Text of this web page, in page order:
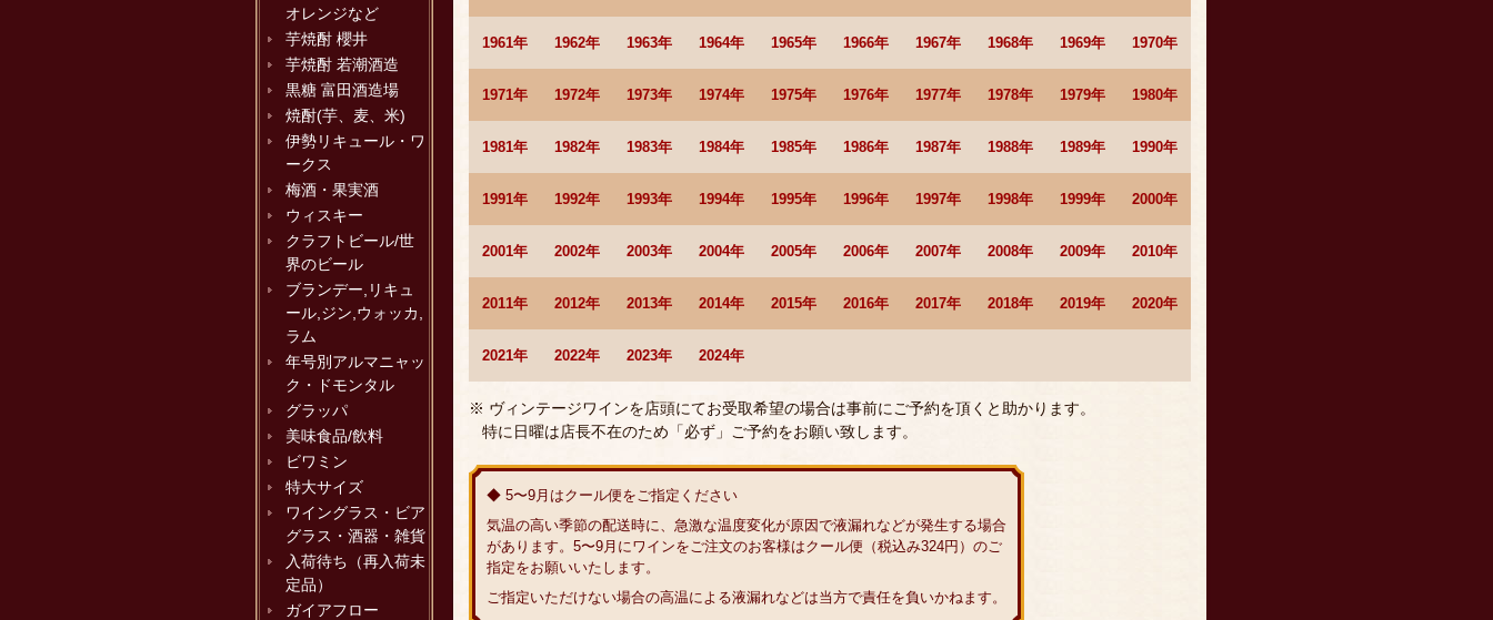
オレンジなど
芋焼酎 櫻井
芋焼酎 若潮酒造
黒糖 富田酒造場
焼酎(芋、麦、米)
伊勢リキュール・ワ
ークス
梅酒・果実酒
ウィスキー
クラフトビール/世
界のビール
ブランデー,リキュ
ール,ジン,ウォッカ,
ラム
年号別アルマニャッ
ク・ドモンタル
グラッパ
美味食品/飲料
ビワミン
特大サイズ
ワイングラス・ビア
グラス・酒器・雑貨
入荷待ち（再入荷未
定品）
ガイアフロー
1961年 1962年 1963年 1964年 1965年 1966年 1967年 1968年 1969年 1970年
1971年 1972年 1973年 1974年 1975年 1976年 1977年 1978年 1979年 1980年
1981年 1982年 1983年 1984年 1985年 1986年 1987年 1988年 1989年 1990年
1991年 1992年 1993年 1994年 1995年 1996年 1997年 1998年 1999年 2000年
2001年 2002年 2003年 2004年 2005年 2006年 2007年 2008年 2009年 2010年
2011年 2012年 2013年 2014年 2015年 2016年 2017年 2018年 2019年 2020年
2021年 2022年 2023年 2024年
※ ヴィンテージワインを店頭にてお受取希望の場合は事前にご予約を頂くと助かります。
特に日曜は店長不在のため「必ず」ご予約をお願い致します。
◆ 5〜9月はクール便をご指定ください
気温の高い季節の配送時に、急激な温度変化が原因で液漏れなどが発生する場合
があります。5〜9月にワインをご注文のお客様はクール便（税込み324円）のご
指定をお願いいたします。
ご指定いただけない場合の高温による液漏れなどは当方で責任を負いかねます。